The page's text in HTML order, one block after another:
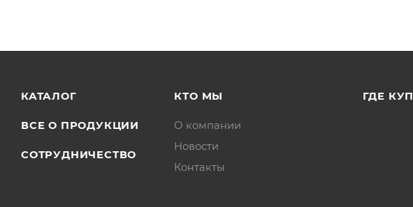
КАТАЛОГ
ВСЕ О ПРОДУКЦИИ
СОТРУДНИЧЕСТВО
КТО МЫ
О компании
Новости
Контакты
ГДЕ